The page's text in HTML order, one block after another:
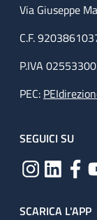
Via Giuseppe
C.F.
P.IVA
PEC:
SEGUICI SU
SCARICA L'APP